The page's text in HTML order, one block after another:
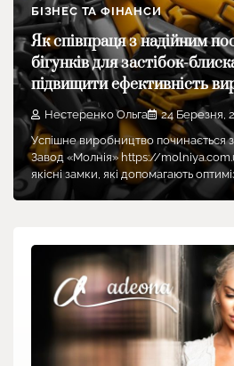
БІЗНЕС ТА ФІНАНСИ
Як співпраця з надійним
бігунків для застібок-
підвищити ефективність
Нестеренко Ольга 24 Березня,
Успішне виробництво починається
Завод «Молнія» https://
якісні замки, які допомагають